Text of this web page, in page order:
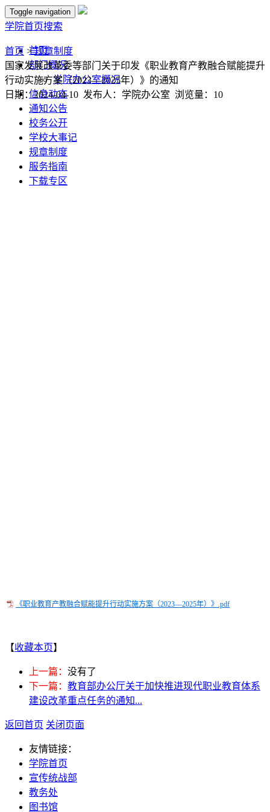
Toggle navigation
学院首页搜索
首页
部门概况
学院办公室概况
信息动态
通知公告
校务公开
学校大事记
规章制度
服务指南
下载专区
首页 >规章制度
国家发展改革委等部门关于印发《职业教育产教融合赋能提升
行动实施方案（2023—2025年）》的通知
日期：2024-04-10 发布人：学院办公室 浏览量： 10
《职业教育产教融合赋能提升行动实施方案（2023—2025年）》.pdf
【收藏本页】
上一篇： 没有了
下一篇： 教育部办公厅关于加快推进现代职业教育体系
建设改革重点任务的通知...
返回首页 关闭页面
友情链接：
学院首页
宣传统战部
教务处
图书馆